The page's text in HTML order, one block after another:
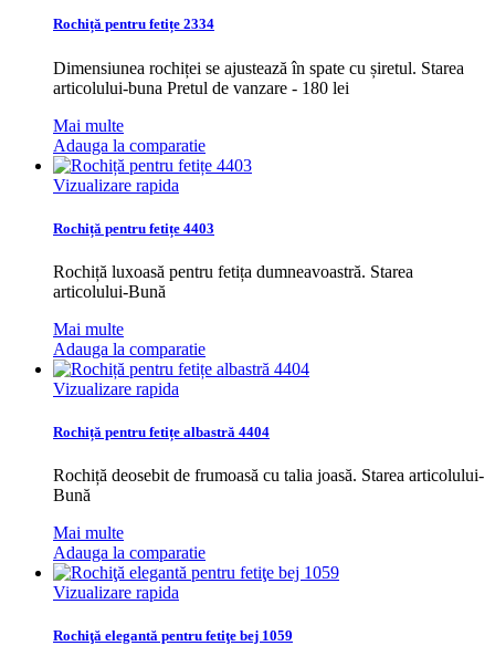
Rochiță pentru fetițe 2334
Dimensiunea rochiței se ajustează în spate cu șiretul. Starea
articolului-buna Pretul de vanzare - 180 lei
Mai multe
Adauga la comparatie
Vizualizare rapida
Rochiță pentru fetițe 4403
Rochiță luxoasă pentru fetița dumneavoastră. Starea
articolului-Bună
Mai multe
Adauga la comparatie
Vizualizare rapida
Rochiță pentru fetițe albastră 4404
Rochiță deosebit de frumoasă cu talia joasă. Starea articolului-
Bună
Mai multe
Adauga la comparatie
Vizualizare rapida
Rochiţă elegantă pentru fetiţe bej 1059